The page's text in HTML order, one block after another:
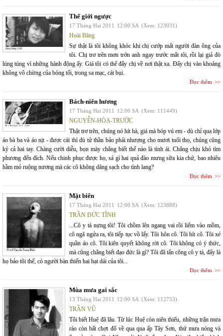
Thế giới ngược
17 Tháng Hai 2011 12:00 SA (Xem: 123031)
Hoài Băng
Sự thật là tôi không khóc khi chị cướp mất người đàn ông của
tôi. Chị trơ trẽn mơn trớn anh ngay trước mắt tôi, rồi lại giả đò
lúng túng vì những hành động ấy. Giá tôi có thể đẩy chị về nơi thật xa. Đẩy chị vào khoảng
không vô chừng của bóng tối, trong sa mạc, cát bụi.
Đọc thêm
Bách-niên hương
17 Tháng Hai 2011 12:00 SA (Xem: 111449)
NGUYỄN-HÒA-TRƯỚC
Thật trơ trẽn, chúng nó hít hà, giá mà bóp vú em - dù chỉ qua lớp
áo bà ba và áo nịt - được cái thì dù tử thần bảo phải nhượng cho mươi tuổi thọ, chúng cũng
ký cả hai tay. Chàng cười diễu, bọn mày chẳng biết thế nào là tình ái. Chẳng chịu khó tìm
phương đến đích. Nếu chinh phục được họ, sá gì hai quả đào mưng sữa kia chứ, bao nhiêu
hầm mỏ ruộng nương mà các cô không dâng sạch cho tình lang?
Đọc thêm
Mặt biển
17 Tháng Hai 2011 12:00 SA (Xem: 123888)
TRẦN ĐỨC TĨNH
...Cô y tá nựng tôi! Tôi chồm lên ngang vai rồi liếm vào mồm,
cô ngã ngửa ra, tôi tiếp tục vồ lấy. Tôi hôn cô. Tôi hít cô. Tôi xé
quần áo cô. Tôi kiên quyết không rời cô. Tôi không có ý thức,
mà cũng chẳng biết đạo đức là gì? Tôi đã tấn công cô y tá, đấy là
họ bảo tôi thế, có người bàn thiến hai hạt dái của tôi...
Đọc thêm
Mùa mưa gai sắc
13 Tháng Hai 2011 12:00 SA (Xem: 112753)
TRẦN VŨ
Tôi biết Huệ đã lâu. Từ lúc Huệ còn niên thiếu, những trận mưa
rào còn bất chợt đổ về qua qua ấp Tây Sơn, thứ mưa nóng và